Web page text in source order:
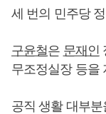
세 번의 민주당
구윤철은 문재인
무조정실장 등을
공직 생활 대부분